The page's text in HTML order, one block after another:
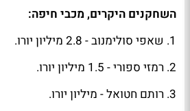
השחקנים היקרים, מכבי חיפה:
1. שאפי סולימנוב - 2.8 מיליון יורו.
2. רמזי ספורי - 1.5 מיליון יורו.
3. רותם חטואל - מיליון יורו.